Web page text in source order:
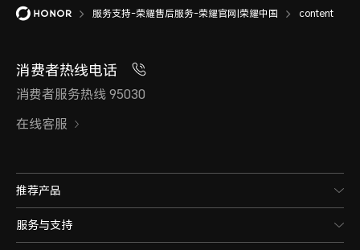
服务支持-荣耀售后服务-荣耀官网|荣耀中国 content
消费者热线电话
消费者服务热线 95030
在线客服
推荐产品
服务与支持